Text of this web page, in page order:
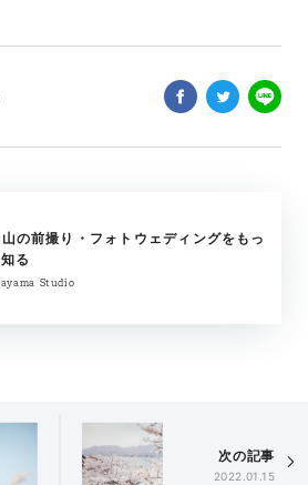
の前撮り・フォトウェディングをもっ
る
Studio
次の記事
2022.01.15